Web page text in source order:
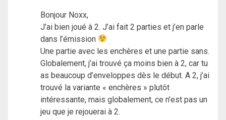
Bonjour Noxx,
J’ai bien joué à 2. J’ai fait 2 parties et j’en parle
dans l’émission
Une partie avec les enchères et une partie sans.
Globalement, j’ai trouvé ça moins bien à 2, car tu
as beaucoup d’enveloppes dès le début. A 2, j’ai
trouvé la variante « enchères » plutôt
intéressante, mais globalement, ce n’est pas un
jeu que je rejouerai à 2.